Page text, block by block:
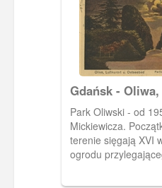
Gdańsk -
im. Adama
Park Oliwski - od
Mickiewicza.
terenie sięgają XVI
ogrodu